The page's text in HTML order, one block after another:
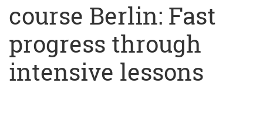
course Berlin: Fast
progress through
intensive lessons